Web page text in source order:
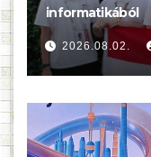
informatikából
2026.08.02.